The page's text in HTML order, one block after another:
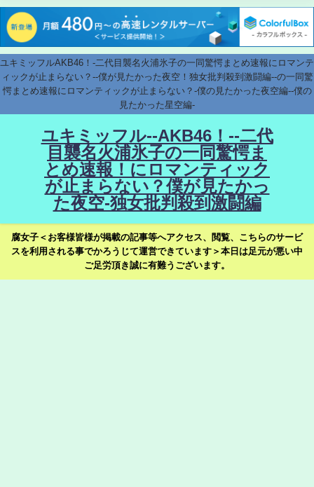
ユキミッフルAKB46！-二代目襲名火浦氷子の一同驚愕まとめ速報にロマンテ
ィックが止まらない？--僕が見たかった夜空！独女批判殺到激闘編--の一同驚
愕まとめ速報にロマンティックが止まらない？-僕の見たかった夜空編--僕の
見たかった星空編-
ユキミッフル--AKB46！--二代
目襲名火浦氷子の一同驚愕ま
とめ速報！にロマンティック
が止まらない？僕が見たかっ
た夜空-独女批判殺到激闘編
腐女子＜お客様皆様が掲載の記事等へアクセス、閲覧、こちらのサービ
スを利用される事でかろうじて運営できています＞本日は足元が悪い中
ご足労頂き誠に有難うございます。